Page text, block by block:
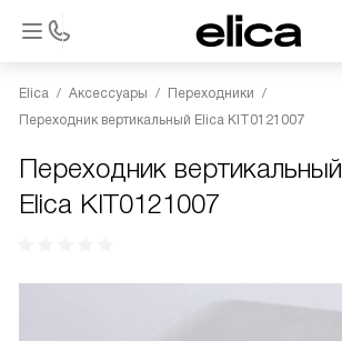
Elica Аксессуары
Переходники
Переходник вертикальный Elica KIT0121007
Переходник вертикальный
Elica KIT0121007